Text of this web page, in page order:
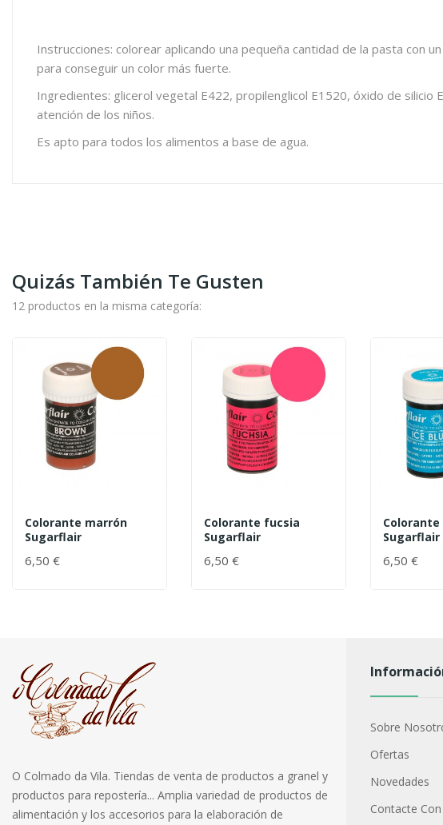
Instrucciones: colorear aplicando una pequeña cantidad de la pasta con
para conseguir un color más fuerte.
Ingredientes: glicerol vegetal E422, propilenglicol E1520, óxido de
atención de los niños.
Es apto para todos los alimentos a base de agua.
Quizás También Te Gusten
12 productos en la misma categoría:
Colorante marrón
Sugarflair
6,50 €
Colorante fucsia
Sugarflair
6,50 €
Sugarflair
6,50 €
O Colmado da Vila. Tiendas de venta de productos a granel y
productos para repostería... Amplia variedad de productos de
alimentación y los accesorios para la elaboración de
Sobre
Ofertas
Novedades
Contacte